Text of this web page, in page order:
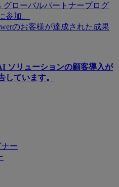
グローバルパートナープログ
参加。
のお客様が達成された成果
ソリューションの顧客導入が
しています。
ー